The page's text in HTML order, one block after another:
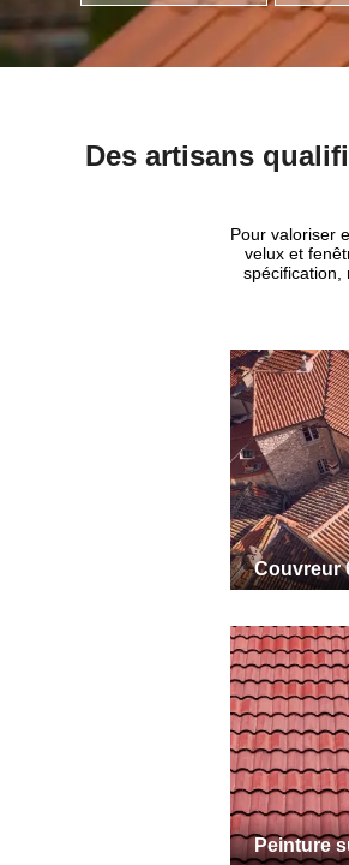
Des artisans
Pour valoriser
velux et
spécification,
Couvreur
Peinture